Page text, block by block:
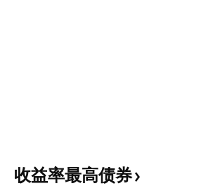
收益率最高债券